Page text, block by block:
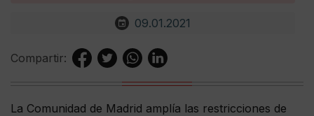
09.01.2021
Compartir:
La Comunidad de Madrid amplía las restricciones de